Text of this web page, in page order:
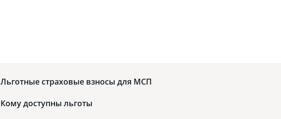
Льготные страховые взносы для МСП
Кому доступны льготы